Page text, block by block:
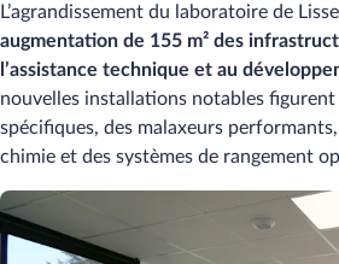
L’agrandissement du laboratoire de
augmentation de 155 m² des
l’assistance technique et au
nouvelles installations notables figurent
spécifiques, des malaxeurs
chimie et des systèmes de rangement